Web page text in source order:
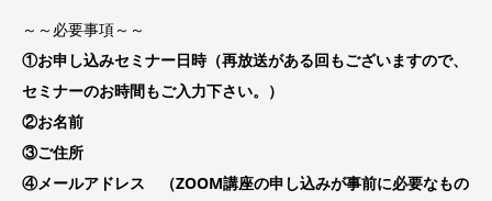
～～必要事項～～
①お申し込みセミナー日時（再放送がある回もございますので、
セミナーのお時間もご入力下さい。）
②お名前
③ご住所
④メールアドレス （ZOOM講座の申し込みが事前に必要なもの